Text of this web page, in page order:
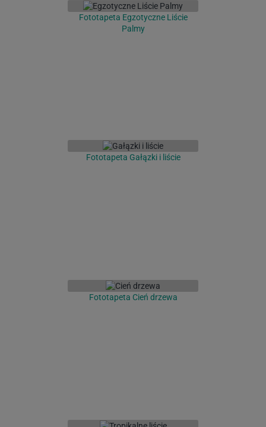
Fototapeta Egzotyczne Liście
Palmy
Fototapeta Gałązki i liście
Fototapeta Cień drzewa